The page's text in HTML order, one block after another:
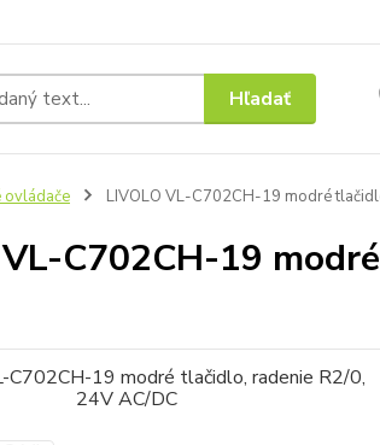
Hľadať
ovládače LIVOLO VL-C702CH-19 modré
C702CH-19